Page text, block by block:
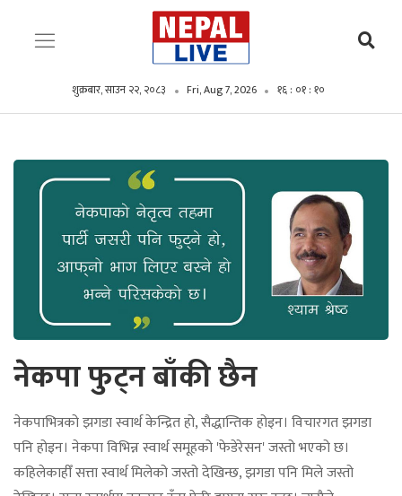
शुक्रबार, साउन २२, २०८३ Fri, Aug 7, 2026 १६ : ०१ : ११
नेकपा फुट्न बाँकी छैन
नेकपाभित्रको झगडा स्वार्थ केन्द्रित हो, सैद्धान्तिक होइन। विचारगत झगडा
पनि होइन। नेकपा विभिन्न स्वार्थ समूहको 'फेडेरेसन' जस्तो भएको छ।
कहिलेकाहीँ सत्ता स्वार्थ मिलेको जस्तो देखिन्छ, झगडा पनि मिले जस्तो